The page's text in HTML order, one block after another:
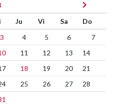
Ju Vi Sa
Do
3 4 5 6
7
11 12 13
14
18 19 20
21
25 26 27
28